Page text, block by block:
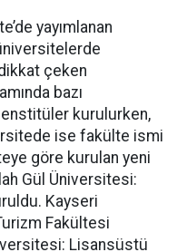
yayımlanan
çeken
bazı
kurulurken,
ise fakülte ismi
göre kurulan yeni
Gül Üniversitesi:
Kayseri
Fakültesi
Lisansüstü